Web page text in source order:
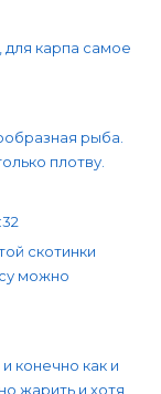
для карпа самое
рыба.
плотву.
скотинки
можно
конечно как и
жарить и хотя